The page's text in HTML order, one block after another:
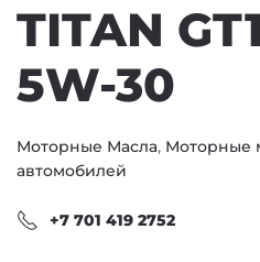
TITAN
5W-30
Моторные Масла, Моторные
автомобилей
+7 701 419 2752